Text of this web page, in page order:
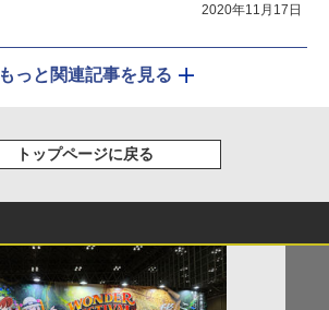
2020年11月17日
もっと関連記事を見る
トップページに戻る